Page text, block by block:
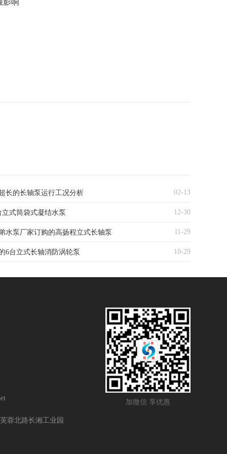
影响
02-13
长的长轴泵运行工况分析
12-30
立式筒袋式凝结水泵
11-29
水泵厂家订购的高扬程立式长轴泵
10-29
6台立式长轴消防涡轮泵
加微信 享优惠
蓉北路长湘工业园